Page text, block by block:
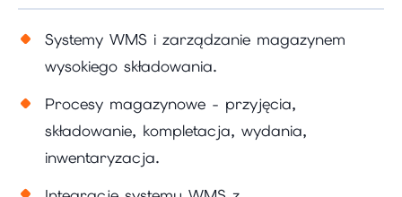
Systemy WMS i zarządzanie magazynem
wysokiego składowania.
Procesy magazynowe - przyjęcia,
składowanie, kompletacja, wydania,
inwentaryzacja.